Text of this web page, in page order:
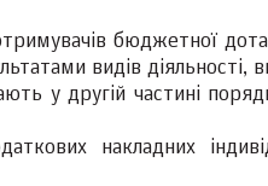
бюджетної
видів діяльності,
у другій частині
накладних